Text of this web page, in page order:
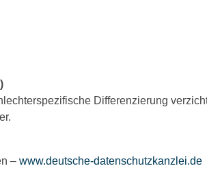
Differenzierung
– www.deutsche-datenschutzkanzlei.de